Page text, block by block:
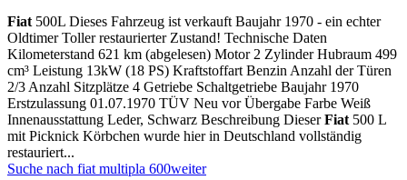
Fiat 500L Dieses Fahrzeug ist verkauft Baujahr 1970 - ein echter
Oldtimer Toller restaurierter Zustand! Technische Daten
Kilometerstand 621 km (abgelesen) Motor 2 Zylinder Hubraum 499
cm³ Leistung 13kW (18 PS) Kraftstoffart Benzin Anzahl der Türen
2/3 Anzahl Sitzplätze 4 Getriebe Schaltgetriebe Baujahr 1970
Erstzulassung 01.07.1970 TÜV Neu vor Übergabe Farbe Weiß
Innenausstattung Leder, Schwarz Beschreibung DieserFiat 500 L
mit Picknick Körbchen wurde hier in Deutschland vollständig
restauriert...
Suche nach fiat multipla 600weiter